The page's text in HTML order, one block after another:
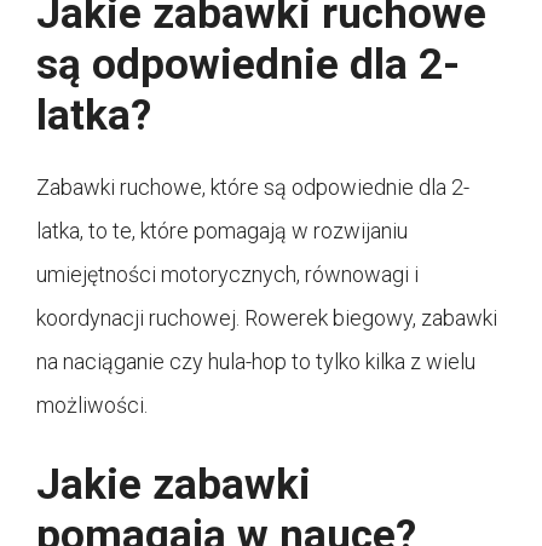
Jakie zabawki ruchowe
są odpowiednie dla 2-
latka?
Zabawki ruchowe, które są odpowiednie dla 2-
latka, to te, które pomagają w rozwijaniu
umiejętności motorycznych, równowagi i
koordynacji ruchowej. Rowerek biegowy, zabawki
na naciąganie czy hula-hop to tylko kilka z wielu
możliwości.
Jakie zabawki
pomagają w nauce?